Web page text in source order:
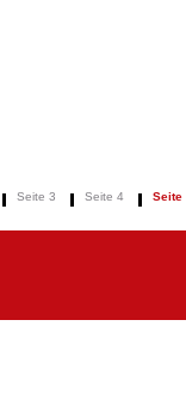
Seite 3 Seite 4 Seite